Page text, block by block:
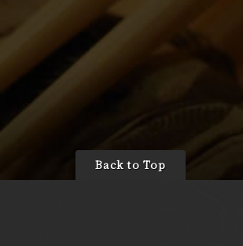
Back to Top